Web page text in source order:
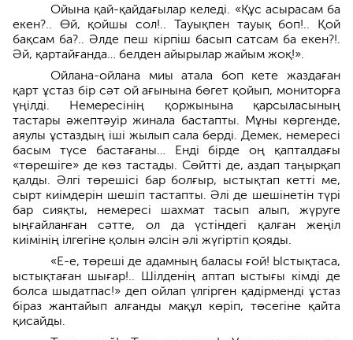
Ойына қай-қайдағылар келеді. «Құс асырасам ба
екен?.. Өй, қойшы сол!.. Тауықпен тауық боп!.. Қой
бақсам ба?.. Әлде пеш кірпіш басып сатсам ба екен?!.
Әй, қартайғанда… белден айырылар жайым жоқ!».
Ойлана-ойлана миы атала боп кете жаздаған
қарт ұстаз бір сәт ой ағынына бөгет қойып, мониторға
үңілді. Немересінің қоржынына қарсыласының
тастары әжептәуір жинала бастапты. Мұны көргенде,
аяулы ұстаздың іші жылып сала берді. Демек, немересі
басым түсе бастағаны… Енді бірде оң қапталдағы
«төрешіге» де көз тастады. Сөйтті де, аздап таңырқап
қалды. Әлгі төрешісі бар болғыр, ыстықтап кетті ме,
сырт киімдерін шешіп тастапты. Әлі де шешінетін түрі
бар сияқты, немересі шахмат тасып алып, жүруге
ыңғайланған сәтте, ол да үстіндегі қалған жеңіл
киімінің ілгегіне қолын әлсін әлі жүгіртіп қояды.
«Е-е, төреші де адамның баласы ғой! Ыстықтаса,
ыстықтаған шығар!.. Шілденің аптап ыстығы кімді де
болса шыдатпас!» деп ойлап үлгірген қадірменді ұстаз
біраз жантайып алғанды мақұл көріп, төсегіне қайта
қисайды.